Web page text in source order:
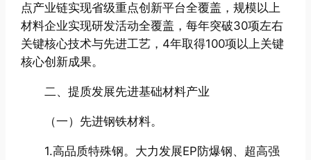
点产业链实现省级重点创新平台全覆盖，规模以上
材料企业实现研发活动全覆盖，每年突破30项左右
关键核心技术与先进工艺，4年取得100项以上关键
核心创新成果。
二、提质发展先进基础材料产业
（一）先进钢铁材料。
1.高品质特殊钢。大力发展EP防爆钢、超高强